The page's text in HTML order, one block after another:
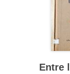
Entre